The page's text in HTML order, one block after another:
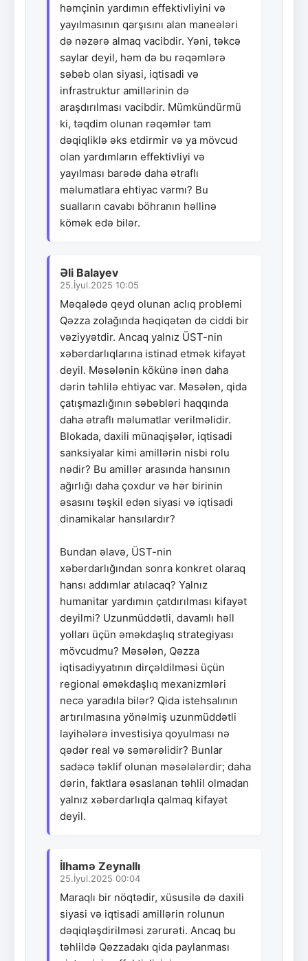
həmçinin yardımın effektivliyini və
yayılmasının qarşısını alan maneələri
də nəzərə almaq vacibdir. Yəni, təkcə
saylar deyil, həm də bu rəqəmlərə
səbəb olan siyasi, iqtisadi və
infrastruktur amillərinin də
araşdırılması vacibdir. Mümkündürmü
ki, təqdim olunan rəqəmlər tam
dəqiqliklə əks etdirmir və ya mövcud
olan yardımların effektivliyi və
yayılması barədə daha ətraflı
məlumatlara ehtiyac varmı? Bu
sualların cavabı böhranın həllinə
kömək edə bilər.
Əli Balayev
25.İyul.2025 10:05
Məqalədə qeyd olunan aclıq problemi
Qəzza zolağında həqiqətən də ciddi bir
vəziyyətdir. Ancaq yalnız ÜST-nin
xəbərdarlıqlarına istinad etmək kifayət
deyil. Məsələnin kökünə inən daha
dərin təhlilə ehtiyac var. Məsələn, qida
çatışmazlığının səbəbləri haqqında
daha ətraflı məlumatlar verilməlidir.
Blokada, daxili münaqişələr, iqtisadi
sanksiyalar kimi amillərin nisbi rolu
nədir? Bu amillər arasında hansının
ağırlığı daha çoxdur və hər birinin
əsasını təşkil edən siyasi və iqtisadi
dinamikalar hansılardır?
Bundan əlavə, ÜST-nin
xəbərdarlığından sonra konkret olaraq
hansı addımlar atılacaq? Yalnız
humanitar yardımın çatdırılması kifayət
deyilmi? Uzunmüddətli, davamlı həll
yolları üçün əməkdaşlıq strategiyası
mövcudmu? Məsələn, Qəzza
iqtisadiyyatının dirçəldilməsi üçün
regional əməkdaşlıq mexanizmləri
necə yaradıla bilər? Qida istehsalının
artırılmasına yönəlmiş uzunmüddətli
layihələrə investisiya qoyulması nə
qədər real və səmərəlidir? Bunlar
sadəcə təklif olunan məsələlərdir; daha
dərin, faktlara əsaslanan təhlil olmadan
yalnız xəbərdarlıqla qalmaq kifayət
deyil.
İlhamə Zeynallı
25.İyul.2025 00:04
Maraqlı bir nöqtədir, xüsusilə də daxili
siyasi və iqtisadi amillərin rolunun
dəqiqləşdirilməsi zərurəti. Ancaq bu
təhlildə Qəzzadakı qida paylanması